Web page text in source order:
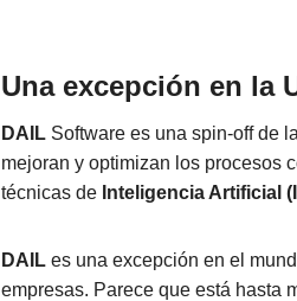
Una excepción en la
DAIL Software es una spin-off de
mejoran y optimizan los procesos
técnicas de Inteligencia Artificial
DAIL es una excepción en el
empresas. Parece que está hasta